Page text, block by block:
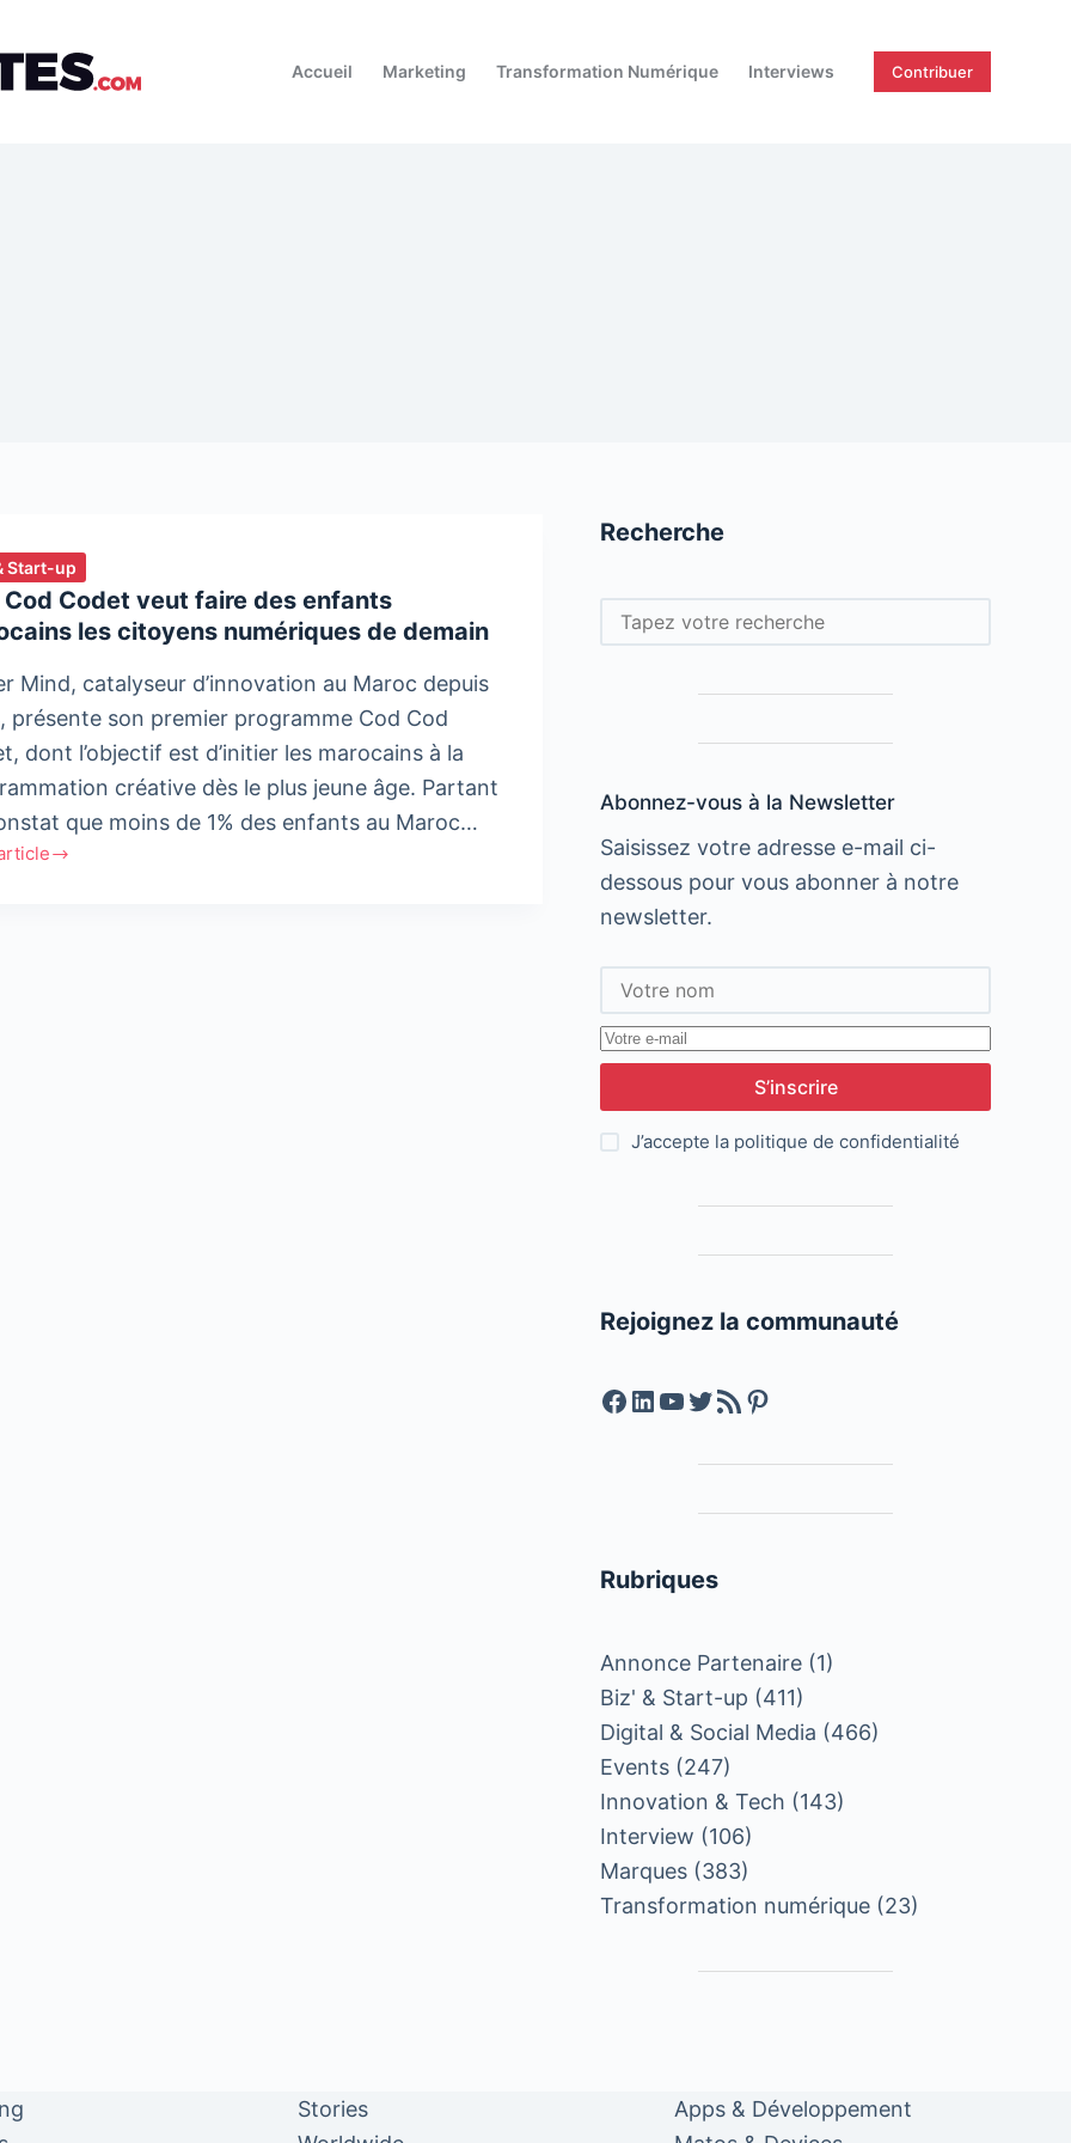
Accueil Marketing Transformation Numérique Interviews Contribuer
Start-up
Cod Codet veut faire des enfants
les citoyens numériques de demain
Mind, catalyseur d’innovation au Maroc depuis
présente son premier programme Cod Cod
dont l’objectif est d’initier les marocains à la
créative dès le plus jeune âge. Partant
que moins de 1% des enfants au Maroc…
Recherche
Rechercher
Abonnez-vous à la Newsletter
Saisissez votre adresse e-mail ci-
dessous pour vous abonner à notre
newsletter.
S’inscrire
J’accepte la politique de confidentialité
Rejoignez la communauté
Facebook
LinkedIn
YouTube
Twitter
Feed RSSPinterest
Rubriques
Annonce Partenaire (1)
Biz' & Start-up (411)
Digital & Social Media (466)
Events (247)
Innovation & Tech (143)
Interview (106)
Marques (383)
Transformation numérique (23)
Stories
Apps & Développement